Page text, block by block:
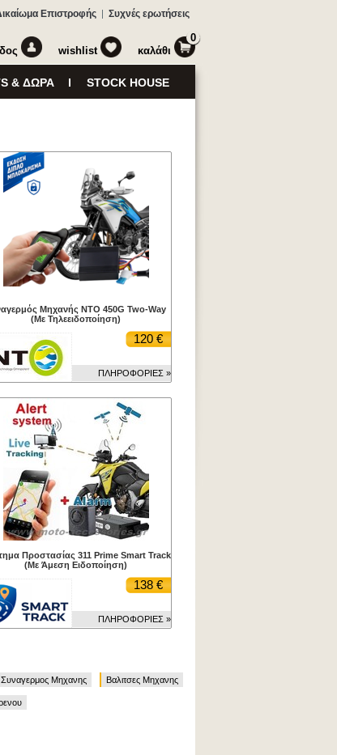
Επιστροφής Συχνές ερωτήσεις
καλάθι
0
wishlist
& ΔΩΡΑ STOCK HOUSE
Μηχανής NTO 450G Two-Way
(Με Τηλεειδοποίηση)
120 €
ΠΛΗΡΟΦΟΡΙΕΣ »
Προστασίας 311 Prime Smart Track
(Με Άμεση Ειδοποίηση)
138 €
ΠΛΗΡΟΦΟΡΙΕΣ »
Συναγερμος Μηχανης Βαλιτσες Μηχανης